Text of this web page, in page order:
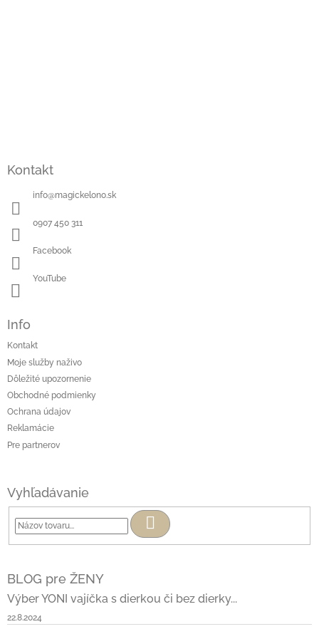
Kontakt
info@magickelono.sk
0907 450 311
Facebook
YouTube
Info
Kontakt
Moje služby naživo
Dôležité upozornenie
Obchodné podmienky
Ochrana údajov
Reklamácie
Pre partnerov
Vyhľadávanie
Hľadať
BLOG pre ŽENY
Výber YONI vajíčka s dierkou či bez dierky...
22.8.2024